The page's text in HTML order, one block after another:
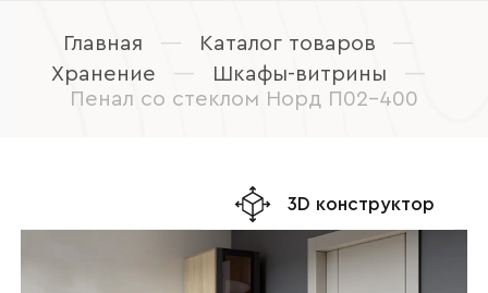
Главная — Каталог товаров
—
Хранение
— Шкафы-витрины
—
Пенал со стеклом Норд П02-400
3D конструктор